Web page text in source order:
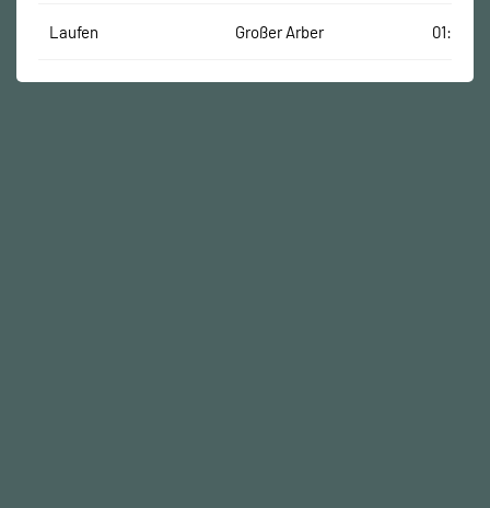
Laufen Großer Arber